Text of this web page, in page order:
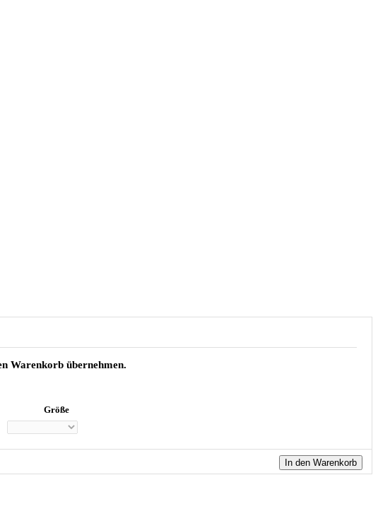
Warenkorb übernehmen.
Größe
In den Warenkorb